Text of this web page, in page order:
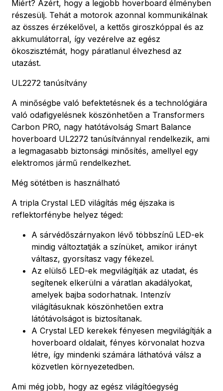
Miért? Azért, hogy a legjobb hoverboard élményben
részesülj. Tehát a motorok azonnal kommunikálnak
az összes érzékelővel, a kettős giroszkóppal és az
akkumulátorral, így vezérelve az egész
ökoszisztémát, hogy páratlanul élvezhesd az
utazást.
UL2272 tanúsítvány
A minőségbe való befektetésnek és a technológiára
való odafigyelésnek köszönhetően a Transformers
Carbon PRO, nagy hatótávolság Smart Balance
hoverboard UL2272 tanúsítvánnyal rendelkezik, ami
a legmagasabb biztonsági minősítés, amellyel egy
elektromos jármű rendelkezhet.
Még sötétben is használható
A tripla Crystal LED világítás még éjszaka is
reflektorfénybe helyez téged:
A sárvédőszárnyakon lévő többszínű LED-ek
mindig változtatják a színüket, amikor irányt
váltasz, gyorsítasz vagy fékezel.
Az elülső LED-ek megvilágítják az utadat, és
segítenek elkerülni a váratlan akadályokat,
amelyek bajba sodorhatnak. Intenzív
világításuknak köszönhetően extra
látótávolságot is biztosítanak.
A Crystal LED kerekek fényesen megvilágítják a
hoverboard oldalait, fényes körvonalat hozva
létre, így mindenki számára láthatóvá válsz a
közvetlen környezetedben.
Ami még jobb, hogy az egész világítóegység